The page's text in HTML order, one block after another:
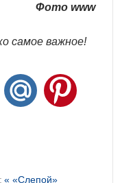
Фото www
самое важное!
« «Слепой»